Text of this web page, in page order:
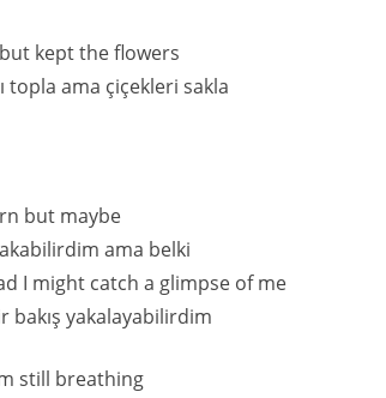
kept the flowers
topla ama çiçekleri sakla
but maybe
ama belki
I might catch a glimpse of me
bakış yakalayabilirdim
still breathing